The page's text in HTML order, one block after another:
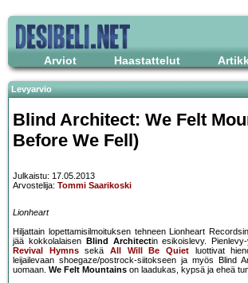
Arviot Haastattelut
Levyarvio
Blind Architect: We Felt
Before We Fell)
Julkaistu: 17.05.2013
Arvostelija: Tommi Saarikoski
Lionheart
Hiljattain lopettamisilmoituksen tehneen Lionheart
jää kokkolalaisen
Blind Architectin esikoislevy.
Revival HymnssekäAll Will Be Quiet luottivat
leijailevaan shoegaze/postrock-siitokseen ja myös Blind
uomaan. We Felt Mountains on laadukas, kypsä ja eheä